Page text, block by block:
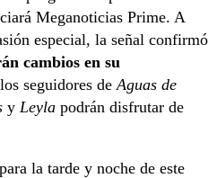
Meganoticias Prime. A
especial, la señal confirmó
cambios en su
seguidores de Aguas de
y Leyla podrán disfrutar de
la tarde y noche de este